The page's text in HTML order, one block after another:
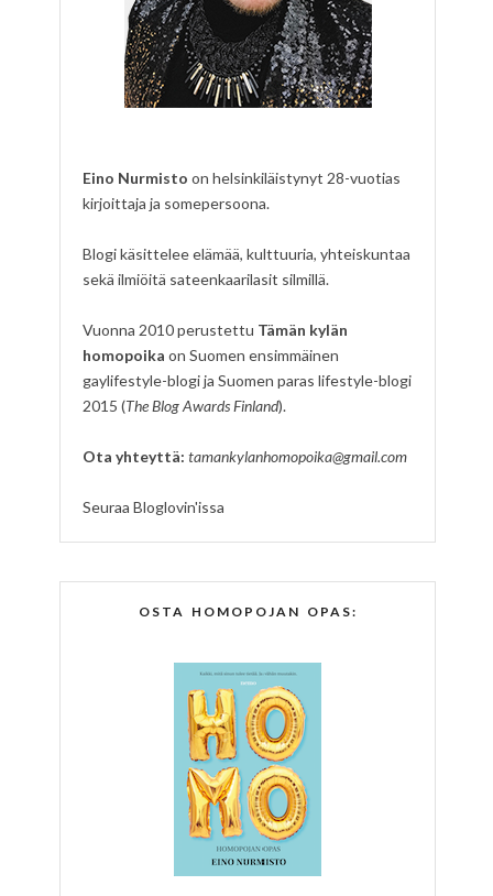
Eino Nurmisto on helsinkiläistynyt 28-vuotias
kirjoittaja ja somepersoona.
Blogi käsittelee elämää, kulttuuria, yhteiskuntaa
sekä ilmiöitä sateenkaarilasit silmillä.
Vuonna 2010 perustettu Tämän kylän
homopoika on Suomen ensimmäinen
gaylifestyle-blogi ja Suomen paras lifestyle-blogi
2015 (The Blog Awards Finland).
Ota yhteyttä: tamankylanhomopoika@gmail.com
Seuraa Bloglovin'issa
OSTA HOMOPOJAN OPAS: